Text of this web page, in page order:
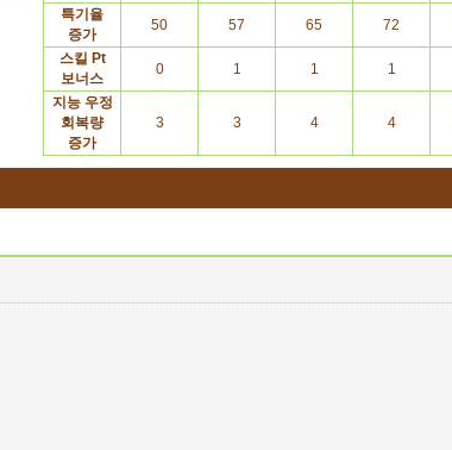
특기율
증가
50 57 65 72
스킬 Pt
보너스
0 1 1 1
지능 우정
회복량
증가
3 3 4 4